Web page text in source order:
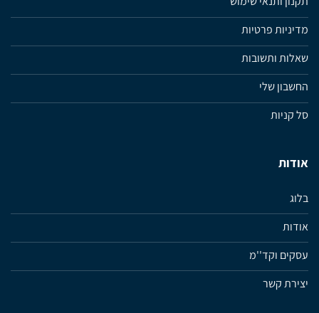
מדיניות פרטיות
שאלות ותשובות
החשבון שלי
סל קניות
אודות
בלוג
אודות
עסקים וקד''מ
יצירת קשר